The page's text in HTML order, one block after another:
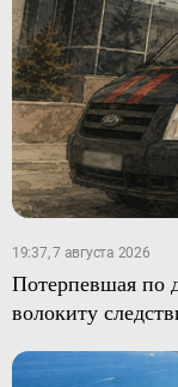
19:37, 7 августа 2026
Потерпевшая по
волокиту